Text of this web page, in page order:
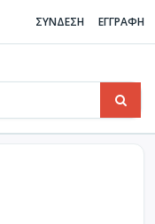
ΣΥΝΔΕΣΗ ΕΓΓΡΑΦΗ